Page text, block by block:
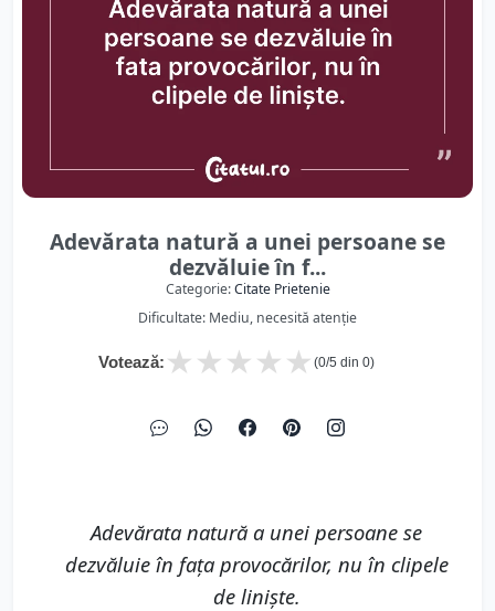
Adevărata natură a unei persoane se
dezvăluie în f...
Categorie:Citate Prietenie
Dificultate: Mediu, necesită atenție
Votează: ★
★
★
★
★ (0/5 din 0)
Adevărata natură a unei persoane se
dezvăluie în fața provocărilor, nu în clipele
de liniște.